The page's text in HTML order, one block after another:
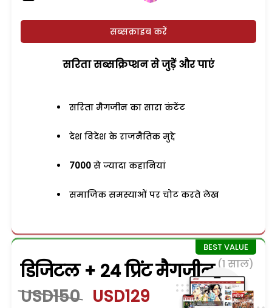
सब्सक्राइब करें
सरिता सब्सक्रिप्शन से जुड़ेें और पाएं
सरिता मैगजीन का सारा कंटेंट
देश विदेश के राजनैतिक मुद्दे
7000 से ज्यादा कहानियां
समाजिक समस्याओं पर चोट करते लेख
डिजिटल + 24 प्रिंट मैगजीन (1 साल)
USD150 USD129